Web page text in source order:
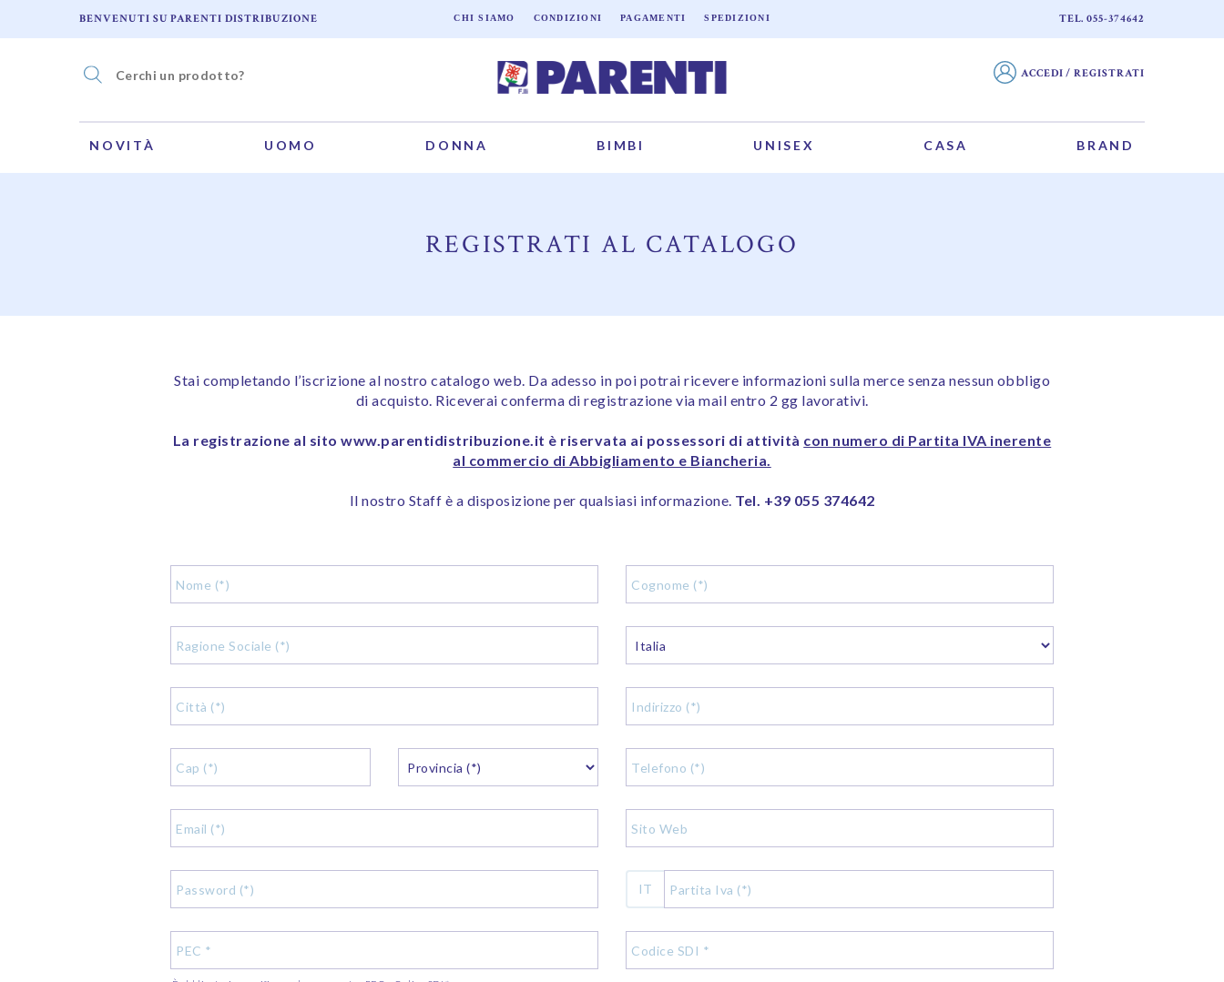
BENVENUTI SU PARENTI DISTRIBUZIONE CHI SIAMO CONDIZIONI PAGAMENTI SPEDIZIONI TEL. 055-374642
ACCEDI / REGISTRATI
NOVITÀ UOMO DONNA BIMBI UNISEX CASA BRAND
REGISTRATI AL CATALOGO
Stai completando l’iscrizione al nostro catalogo web. Da adesso in poi potrai ricevere informazioni sulla merce senza nessun obbligo
di acquisto. Riceverai conferma di registrazione via mail entro 2 gg lavorativi.
La registrazione al sito www.parentidistribuzione.it è riservata ai possessori di attività con numero di Partita IVA inerente
al commercio di Abbigliamento e Biancheria.
Il nostro Staff è a disposizione per qualsiasi informazione. Tel. +39 055 374642
IT